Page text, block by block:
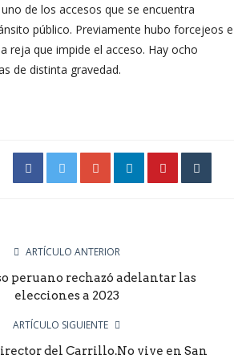
de los accesos que se encuentra
público. Previamente hubo forcejeos e
reja que impide el acceso. Hay ocho
de distinta gravedad.
ARTÍCULO ANTERIOR
peruano rechazó adelantar las
elecciones a 2023
ARTÍCULO SIGUIENTE
del Carrillo.No vive en San